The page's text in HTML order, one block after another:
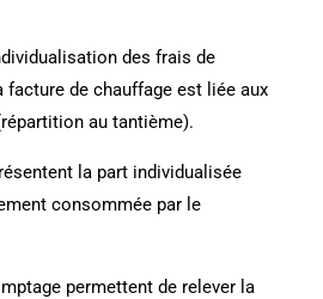
des frais de
facture de chauffage est liée aux
au tantième).
la part individualisée
consommée par le
permettent de relever la